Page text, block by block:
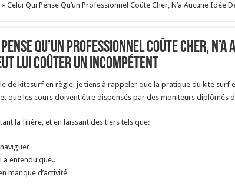
» Celui Qui Pense Qu’un Professionnel Coûte Cher, N’a Aucune Idée
Qu’un Professionnel Coûte Cher, N’a
Lui Coûter Un Incompétent
de kitesurf en règle, je tiens à rappeler que la pratique du kite surf
que les cours doivent être dispensés par des moniteurs diplômés
la filière, et en laissant des tiers tels que:
a entendu que..
manque d’activité